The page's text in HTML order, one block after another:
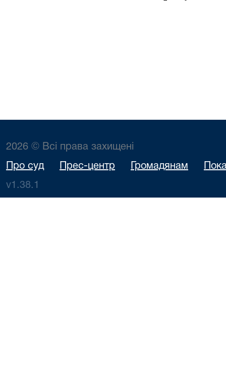
2026 © Всі права захищені
Про суд Прес-центр Громадянам
v1.38.1